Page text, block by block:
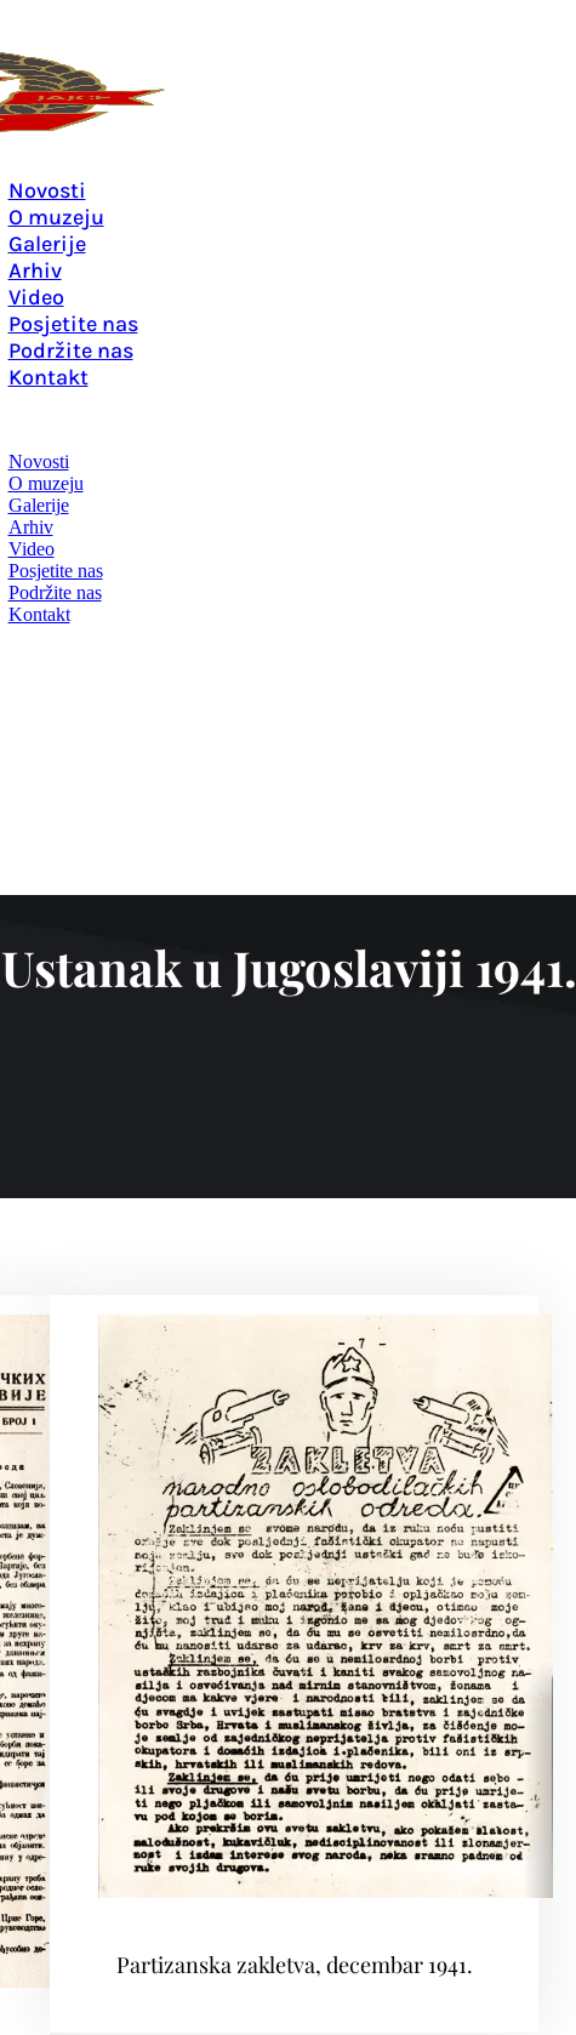
Novosti
O muzeju
Galerije
Arhiv
Video
Posjetite nas
Podržite nas
Kontakt
Novosti
O muzeju
Galerije
Arhiv
Video
Posjetite nas
Podržite nas
Kontakt
Ustanak u Jugoslaviji 1941.
Partizanska zakletva, decembar 1941.